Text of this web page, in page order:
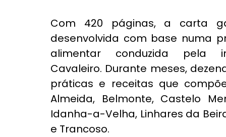
Com 420 páginas, a carta
desenvolvida com base numa
alimentar conduzida pela
Cavaleiro. Durante meses,
práticas e receitas que
Almeida, Belmonte, Castelo
Idanha-a-Velha, Linhares da
e Trancoso.